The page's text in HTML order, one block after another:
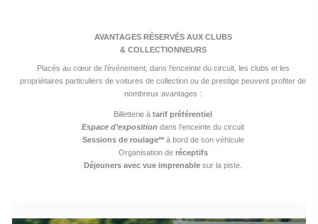
AVANTAGES RÉSERVÉS AUX CLUBS
& COLLECTIONNEURS
Placés au cœur de l’événement, dans l’enceinte du circuit, les clubs et les
propriétaires particuliers de voitures de collection ou de prestige peuvent profiter de
nombreux avantages :
Billetterie àtarif préférentiel
Espace d’exposition dans l’enceinte du circuit
Sessions de roulage**à bord de son véhicule
Organisation de réceptifs
Déjeuners avec vue imprenable sur la piste.